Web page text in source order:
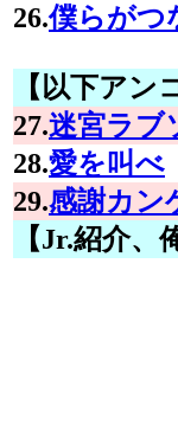
26.僕らがつ
【以下アン
27.迷宮ラブ
28.愛を叫べ
29.感謝カン
【Jr.紹介